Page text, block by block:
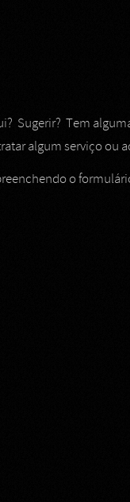
Sugerir? Tem
algum serviço ou
o